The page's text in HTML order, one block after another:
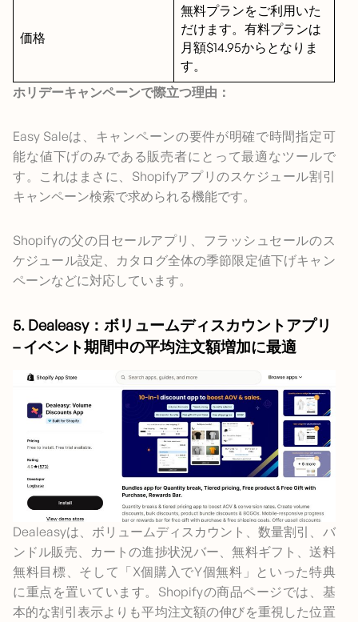
価格
無料プランをご利用いた
だけます。有料プランは
月額$14.95からとなりま
す。
ホリデーキャンペーンで際立つ理由：
Easy Saleは、キャンペーンの要件が明確で時間指定可
能な値下げのみである販売者にとって最適なツールで
す。これはまさに、Shopifyアプリのスケジュール割引
キャンペーン検索で求められる機能です。
Shopifyの父の日セールアプリ、フラッシュセールのス
ケジュール設定、カタログ全体の季節限定値下げキャン
ペーンなどに対応しています。
5. Dealeasy：ボリュームディスカウントアプリ
– イベント期間中の平均注文額増加に最適
Dealeasyは、ボリュームディスカウント、数量割引、バ
ンドル販売、カートの進捗状況バー、無料ギフト、送料
無料目標、そして「X個購入でY個無料」といった特典
に重点を置いています。Shopifyの商品ページでは、基
本的な割引表示よりも平均注文額の伸びを重視した位置